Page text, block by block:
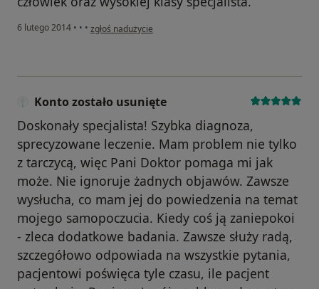
6 lutego 2014 • • • w opinii użytkownika Konto zostało usunięte
zgłoś nadużycie
Konto zostało usunięte
Doskonały specjalista! Szybka diagnoza,
sprecyzowane leczenie. Mam problem nie tylko
z tarczycą, więc Pani Doktor pomaga mi jak
może. Nie ignoruje żadnych objawów. Zawsze
wysłucha, co mam jej do powiedzenia na temat
mojego samopoczucia. Kiedy coś ją zaniepokoi
- zleca dodatkowe badania. Zawsze służy radą,
szczegółowo odpowiada na wszystkie pytania,
pacjentowi poświęca tyle czasu, ile pacjent